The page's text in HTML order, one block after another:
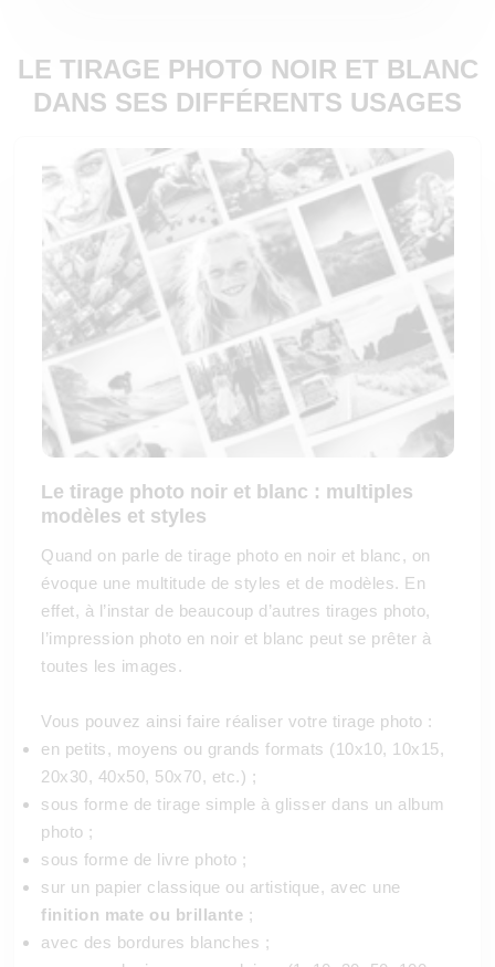
LE TIRAGE PHOTO NOIR ET BLANC
DANS SES DIFFÉRENTS USAGES
Le tirage photo noir et blanc : multiples
modèles et styles
Quand on parle de tirage photo en noir et blanc, on
évoque une multitude de styles et de modèles. En
effet, à l’instar de beaucoup d’autres tirages photo,
l’impression photo en noir et blanc peut se prêter à
toutes les images.
Vous pouvez ainsi faire réaliser votre tirage photo :
en petits, moyens ou grands formats (10x10, 10x15,
20x30, 40x50, 50x70, etc.) ;
sous forme de tirage simple à glisser dans un album
photo ;
sous forme de livre photo ;
sur un papier classique ou artistique, avec une
finition mate ou brillante ;
avec des bordures blanches ;